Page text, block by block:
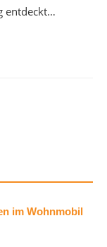
entdeckt…
im Wohnmobil